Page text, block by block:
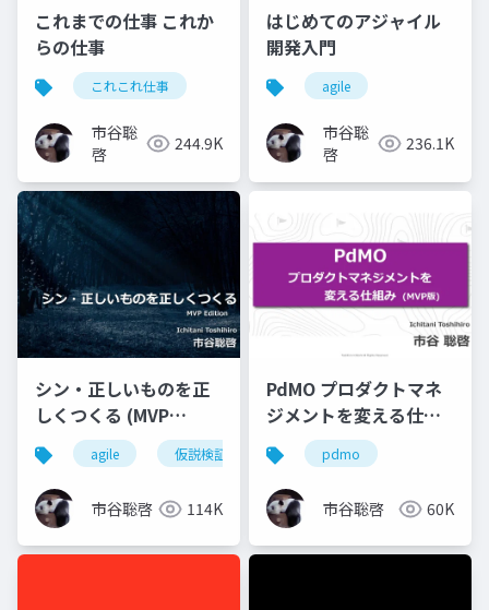
これまでの仕事 これか
らの仕事
これこれ仕事
市谷聡
啓
244.9K
はじめてのアジャイル
開発入門
agile
市谷聡
啓
236.1K
シン・正しいものを正
しくつくる (MVP
Edition)agile 仮説検証
市谷聡啓 114K
PdMO プロダクトマネ
ジメントを変える仕組
み (MVP版)
pdmo
市谷聡啓 60K